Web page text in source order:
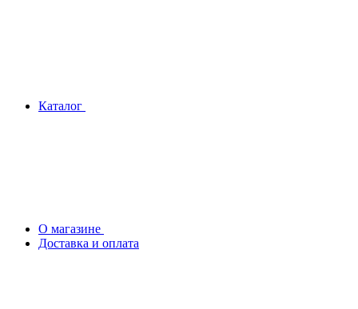
Каталог
О магазине
Доставка и оплата